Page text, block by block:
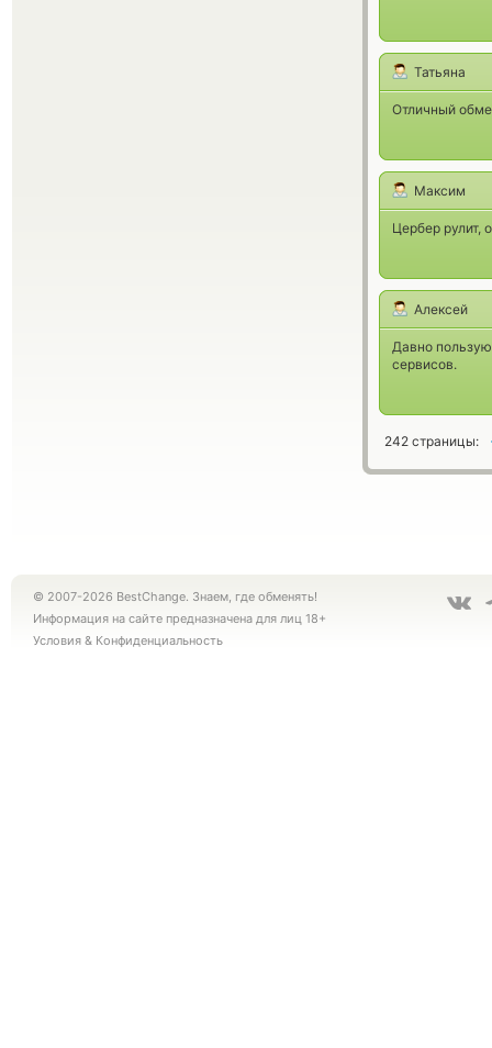
Татьяна
Отличный
Максим
Цербер рулит,
Алексей
Давно
сервисов.
242 страницы:
© 2007-2026 BestChange. Знаем, где обменять!
Информация на сайте предназначена для лиц 18+
Условия & Конфиденциальность